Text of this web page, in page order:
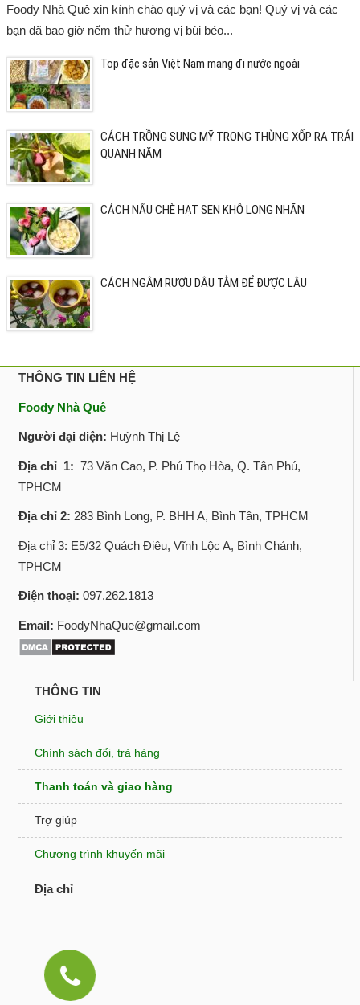
Foody Nhà Quê xin kính chào quý vị và các bạn! Quý vị và các
bạn đã bao giờ nếm thử hương vị bùi béo...
Top đặc sản Việt Nam mang đi nước ngoài
CÁCH TRỒNG SUNG MỸ TRONG THÙNG XỐP RA TRÁI
QUANH NĂM
CÁCH NẤU CHÈ HẠT SEN KHÔ LONG NHÃN
CÁCH NGÂM RƯỢU DÂU TẰM ĐỂ ĐƯỢC LÂU
THÔNG TIN LIÊN HỆ
Foody Nhà Quê
Người đại diện: Huỳnh Thị Lệ
Địa chỉ 1: 73 Văn Cao, P. Phú Thọ Hòa, Q. Tân Phú,
TPHCM
Địa chỉ 2: 283 Bình Long, P. BHH A, Bình Tân, TPHCM
Địa chỉ 3: E5/32 Quách Điêu, Vĩnh Lộc A, Bình Chánh,
TPHCM
Điện thoại: 097.262.1813
Email: FoodyNhaQue@gmail.com
THÔNG TIN
Giới thiệu
Chính sách đổi, trả hàng
Thanh toán và giao hàng
Trợ giúp
Chương trình khuyến mãi
Địa chỉ